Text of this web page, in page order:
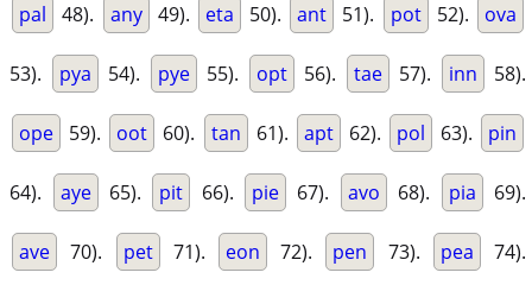
pal 48). any 49). eta 50). ant 51). pot 52). ova
53). pya 54). pye 55). opt 56). tae 57). inn 58).
ope 59). oot 60). tan 61). apt 62). pol 63). pin
64). aye 65). pit 66). pie 67). avo 68). pia 69).
ave 70). pet 71). eon 72). pen 73). pea 74).